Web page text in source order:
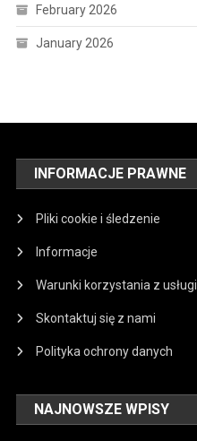
February 2026
January 2026
INFORMACJE PRAWNE
Pliki cookie i śledzenie
Informacje
Warunki korzystania z usługi
Skontaktuj się z nami
Polityka ochrony danych
NAJNOWSZE WPISY